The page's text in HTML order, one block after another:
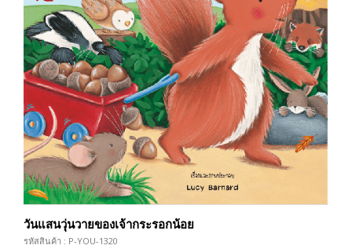
วันแสนวุ่นวายของเจ้ากระรอกน้อย
รหัสสินค้า : P-YOU-1320